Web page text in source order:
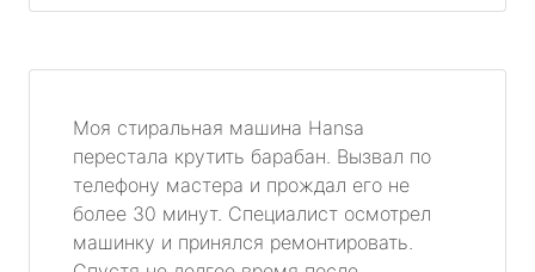
Моя стиральная машина Hansa
перестала крутить барабан. Вызвал по
телефону мастера и прождал его не
более 30 минут. Специалист осмотрел
машинку и принялся ремонтировать.